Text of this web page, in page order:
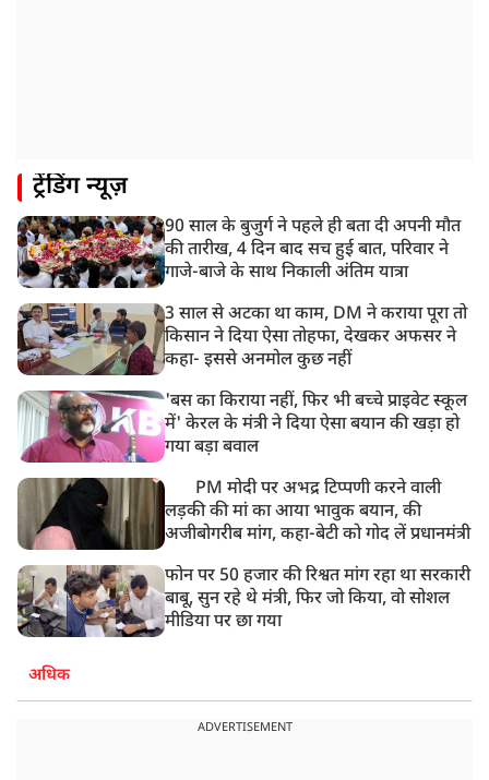
ट्रेंडिंग न्यूज़
90 साल के बुजुर्ग ने पहले ही बता दी अपनी मौत
की तारीख, 4 दिन बाद सच हुई बात, परिवार ने
गाजे-बाजे के साथ निकाली अंतिम यात्रा
3 साल से अटका था काम, DM ने कराया पूरा तो
किसान ने दिया ऐसा तोहफा, देखकर अफसर ने
कहा- इससे अनमोल कुछ नहीं
'बस का किराया नहीं, फिर भी बच्चे प्राइवेट स्कूल
में' केरल के मंत्री ने दिया ऐसा बयान की खड़ा हो
गया बड़ा बवाल
PM मोदी पर अभद्र टिप्पणी करने वाली
लड़की की मां का आया भावुक बयान, की
अजीबोगरीब मांग, कहा-बेटी को गोद लें प्रधानमंत्री
फोन पर 50 हजार की रिश्वत मांग रहा था सरकारी
बाबू, सुन रहे थे मंत्री, फिर जो किया, वो सोशल
मीडिया पर छा गया
अधिक
ADVERTISEMENT